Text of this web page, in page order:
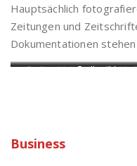
Hauptsächlich
Zeitungen und
Dokumentationen
Stellwerkhäuschen Reuth
Business